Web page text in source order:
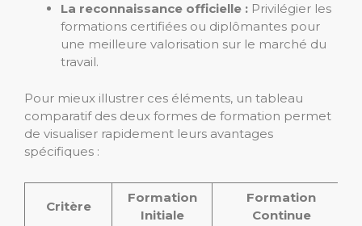
La reconnaissance officielle : Privilégier les
formations certifiées ou diplômantes pour
une meilleure valorisation sur le marché du
travail.
Pour mieux illustrer ces éléments, un tableau
comparatif des deux formes de formation permet
de visualiser rapidement leurs avantages
spécifiques :
Critère
Formation
Initiale
Formation
Continue